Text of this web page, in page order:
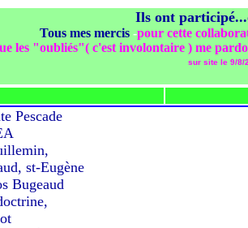
Ils ont
Tous mes mercis -pour cette
les "oubliés"( c'est involontaire ) me
sur site le 9/8/
Pescade
st-Eugène
Bugeaud